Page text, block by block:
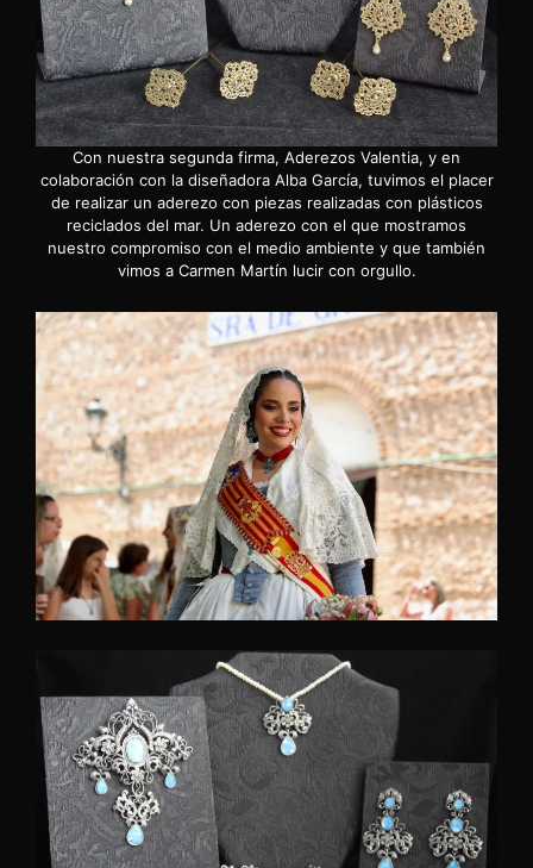
Con nuestra segunda firma, Aderezos Valentia, y en
colaboración con la diseñadora Alba García, tuvimos el placer
de realizar un aderezo con piezas realizadas con plásticos
reciclados del mar. Un aderezo con el que mostramos
nuestro compromiso con el medio ambiente y que también
vimos a Carmen Martín lucir con orgullo.